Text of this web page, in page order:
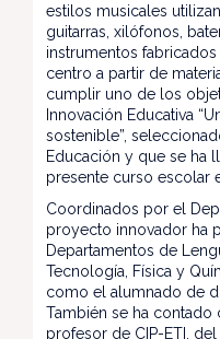
estilos musicales
guitarras, xilófonos,
instrumentos
centro a partir de
cumplir uno de los
Innovación Educativa
sostenible”,
Educación y que se ha
presente curso escolar
Coordinados por el
proyecto innovador ha
Departamentos de
Tecnología, Física y
como el alumnado de
También se ha
profesor de CIP-ETI,